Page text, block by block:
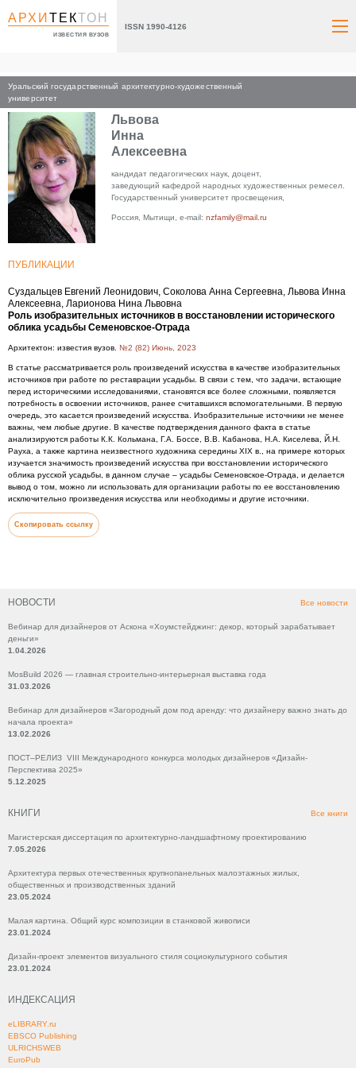
АРХИТЕКТОН
ИЗВЕСТИЯ ВУЗОВ
ISSN 1990-4126
Уральский государственный архитектурно-художественный
университет
НОВОСТИ Все новости
Вебинар для дизайнеров от Аскона «Хоумстейджинг: декор, который зарабатывает
деньги»
1.04.2026
MosBuild 2026 — главная строительно-интерьерная выставка года
31.03.2026
Вебинар для дизайнеров «Загородный дом под аренду: что дизайнеру важно знать до
начала проекта»
13.02.2026
ПОСТ–РЕЛИЗ VIII Международного конкурса молодых дизайнеров «Дизайн-
Перспектива 2025»
5.12.2025
КНИГИ Все книги
Магистерская диссертация по архитектурно-ландшафтному проектированию
7.05.2026
Архитектура первых отечественных крупнопанельных малоэтажных жилых,
общественных и производственных зданий
23.05.2024
Малая картина. Общий курс композиции в станковой живописи
23.01.2024
Дизайн-проект элементов визуального стиля социокультурного события
23.01.2024
ИНДЕКСАЦИЯ
eLIBRARY.ru
EBSCO Publishing
ULRICHSWEB
EuroPub
Главная
Львова
Инна
Алексеевна
кандидат педагогических наук, доцент,
заведующий кафедрой народных художественных ремесел.
Государственный университет просвещения,
Россия, Мытищи, e-mail: nzfamily@mail.ru
ПУБЛИКАЦИИ
Суздальцев Евгений Леонидович, Соколова Анна Сергеевна, Львова Инна
Алексеевна, Ларионова Нина Львовна
Роль изобразительных источников в восстановлении исторического
облика усадьбы Семеновское-Отрада
Архитектон: известия вузов. №2 (82) Июнь, 2023
В статье рассматривается роль произведений искусства в качестве изобразительных
источников при работе по реставрации усадьбы. В связи с тем, что задачи, встающие
перед историческими исследованиями, становятся все более сложными, появляется
потребность в освоении источников, ранее считавшихся вспомогательными. В первую
очередь, это касается произведений искусства. Изобразительные источники не менее
важны, чем любые другие. В качестве подтверждения данного факта в статье
анализируются работы К.К. Кольмана, Г.А. Боссе, В.В. Кабанова, Н.А. Киселева, Й.Н.
Рауха, а также картина неизвестного художника середины XIX в., на примере которых
изучается значимость произведений искусства при восстановлении исторического
облика русской усадьбы, в данном случае – усадьбы Семеновское-Отрада, и делается
вывод о том, можно ли использовать для организации работы по ее восстановлению
исключительно произведения искусства или необходимы и другие источники.
Скопировать ссылку